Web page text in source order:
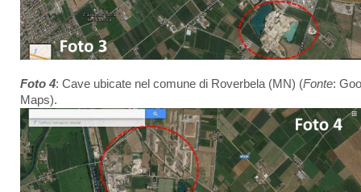
Foto 4: Cave ubicate nel comune di Roverbela (MN) (Fonte:
Maps).